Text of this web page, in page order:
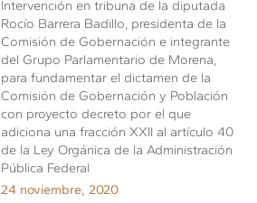
Intervención en tribuna de la diputada
Rocío Barrera Badillo, presidenta de la
Comisión de Gobernación e integrante
del Grupo Parlamentario de Morena,
para fundamentar el dictamen de la
Comisión de Gobernación y Población
con proyecto decreto por el que
adiciona una fracción XXII al artículo 40
de la Ley Orgánica de la Administración
Pública Federal
24 noviembre, 2020